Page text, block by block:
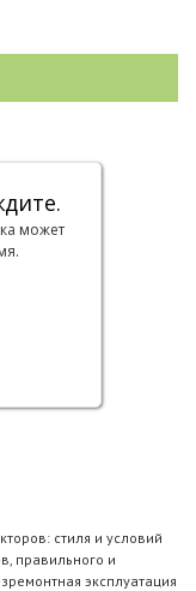
может
стиля и условий
правильного и
эксплуатация